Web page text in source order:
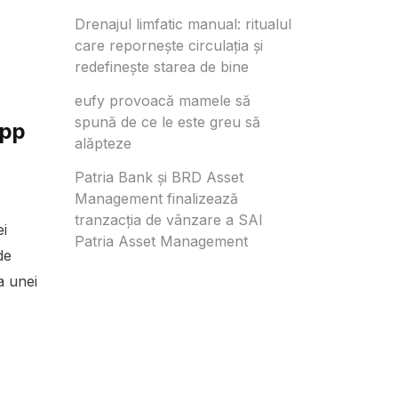
unei
Drenajul limfatic manual: ritualul
care repornește circulația și
redefinește starea de bine
eufy provoacă mamele să
spună de ce le este greu să
alăpteze
Patria Bank și BRD Asset
Management finalizează
tranzacția de vânzare a SAI
Patria Asset Management